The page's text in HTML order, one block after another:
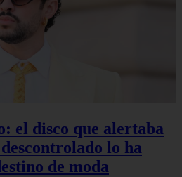
el disco que alertaba
lo ha
de moda